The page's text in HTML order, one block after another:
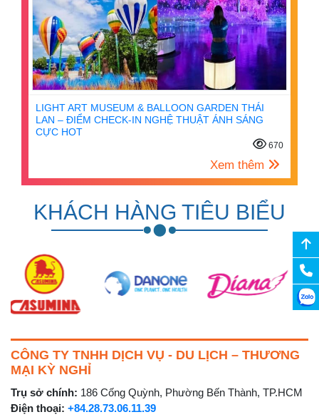
LIGHT ART MUSEUM & BALLOON GARDEN THÁI
LAN – ĐIỂM CHECK-IN NGHỆ THUẬT ÁNH SÁNG
CỰC HOT
670
Xem thêm
KHÁCH HÀNG TIÊU BIỂU
CÔNG TY TNHH DỊCH VỤ - DU LỊCH – THƯƠNG
MẠI KỲ NGHỈ
Trụ sở chính: 186 Cống Quỳnh, Phường Bến Thành, TP.HCM
Điện thoại: +84.28.73.06.11.39